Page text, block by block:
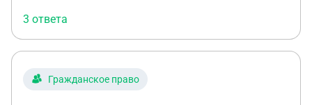
составлять одновременно с договором дарения
до гос.регистрации
3 ответа
Гражданское право